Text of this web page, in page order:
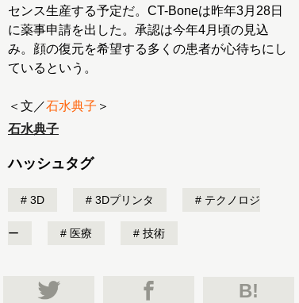
センス生産する予定だ。CT-Boneは昨年3月28日
に薬事申請を出した。承認は今年4月頃の見込
み。顔の復元を希望する多くの患者が心待ちにし
ているという。
＜文／石水典子 ＞
石水典子
ハッシュタグ
3D 3Dプリンタ テクノロジ
ー 医療 技術
B!